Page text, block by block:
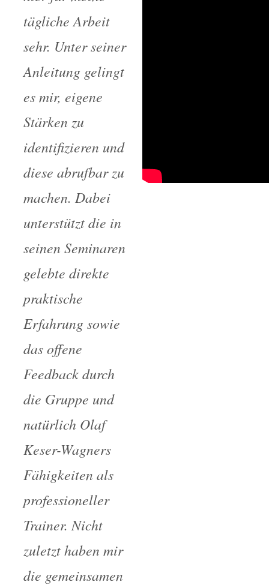
tägliche Arbeit
sehr. Unter seiner
Anleitung gelingt
es mir, eigene
Stärken zu
identifizieren und
diese abrufbar zu
machen. Dabei
unterstützt die in
seinen Seminaren
gelebte direkte
praktische
Erfahrung sowie
das offene
Feedback durch
die Gruppe und
natürlich Olaf
Keser-Wagners
Fähigkeiten als
professioneller
Trainer. Nicht
zuletzt haben mir
die gemeinsamen